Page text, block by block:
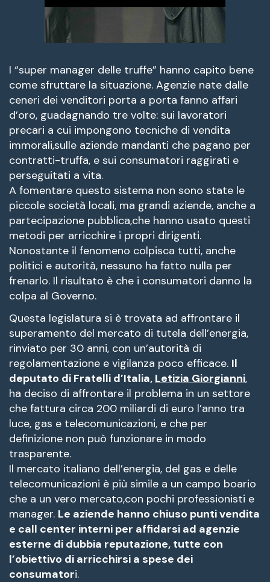
I “super manager delle truffe” hanno capito bene
come sfruttare la situazione. Agenzie nate dalle
ceneri dei venditori porta a porta fanno affari
d’oro, guadagnando tre volte: sui lavoratori
precari a cui impongono tecniche di vendita
immorali,sulle aziende mandanti che pagano per
contratti-truffa, e sui consumatori raggirati e
perseguitati a vita.
A fomentare questo sistema non sono state le
piccole società locali, ma grandi aziende, anche a
partecipazione pubblica,che hanno usato questi
metodi per arricchire i propri dirigenti.
Nonostante il fenomeno colpisca tutti, anche
politici e autorità, nessuno ha fatto nulla per
frenarlo. Il risultato è che i consumatori danno la
colpa al Governo.
Questa legislatura si è trovata ad affrontare il
superamento del mercato di tutela dell’energia,
rinviato per 30 anni, con un’autorità di
regolamentazione e vigilanza poco efficace. Il
deputato di Fratelli d’Italia, Letizia Giorgianni,
ha deciso di affrontare il problema in un settore
che fattura circa 200 miliardi di euro l’anno tra
luce, gas e telecomunicazioni, e che per
definizione non può funzionare in modo
trasparente.
Il mercato italiano dell’energia, del gas e delle
telecomunicazioni è più simile a un campo boario
che a un vero mercato,con pochi professionisti e
manager. Le aziende hanno chiuso punti vendita
e call center interni per affidarsi ad agenzie
esterne di dubbia reputazione, tutte con
l’obiettivo di arricchirsi a spese dei
consumatori.